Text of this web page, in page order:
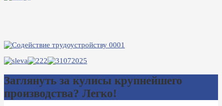
Заглянуть за кулисы крупнейшего
производства? Легко!